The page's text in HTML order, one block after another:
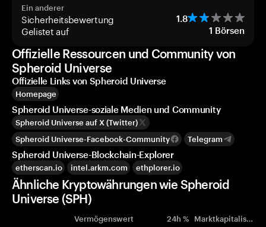
Ein anderer
Sicherheitsbewertung 1.8
Gelistet auf 1 Börsen
Offizielle Ressourcen und Community von
Spheroid Universe
Offizielle Links von Spheroid Universe
Homepage
Spheroid Universe-soziale Medien und Community
Spheroid Universe auf X (Twitter)
Spheroid Universe-Facebook-Community
Telegram
Spheroid Universe-Blockchain-Explorer
etherscan.io intel.arkm.com ethplorer.io
Ähnliche Kryptowährungen wie Spheroid
Universe (SPH)
Vermögenswert 24h % Marktkapitalisierung